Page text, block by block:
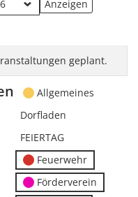
geplant.
Allgemeines
Dorfladen
FEIERTAG
Feuerwehr
Förderverein